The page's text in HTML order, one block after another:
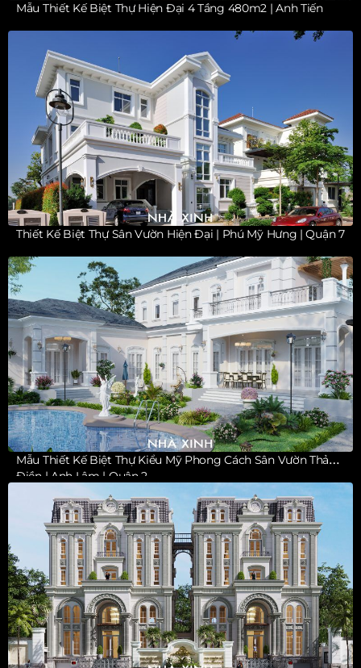
Mẫu Thiết Kế Biệt Thự Hiện Đại 4 Tầng 480m2 | Anh Tiến
Thiết Kế Biệt Thự Sân Vườn Hiện Đại | Phú Mỹ Hưng | Quận 7
Mẫu Thiết Kế Biệt Thự Kiểu Mỹ Phong Cách Sân Vườn Thảo
Điền | Anh Lâm | Quận 2